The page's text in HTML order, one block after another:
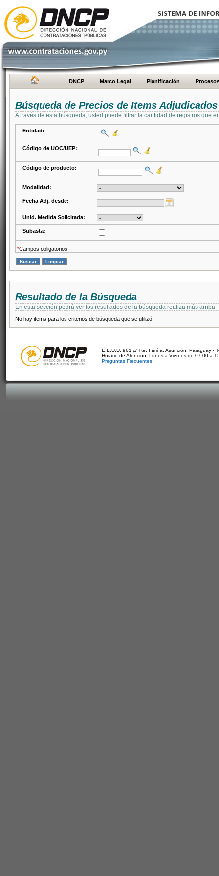
DNCP Marco Legal Planificación Procesos
Búsqueda de Precios de Items Adjudicados
A través de esta búsqueda, usted puede filtrar la cantidad de registros que
Entidad:
Código de UOC/UEP:
Código de producto:
Modalidad:
Fecha Adj. desde:
Unid. Medida Solicitada:
Subasta:
*Campos obligatorios
Resultado de la Búsqueda
En esta sección podrá ver los resultados de la búsqueda realiza más arriba
No hay items para los criterios de búsqueda que se utilizó.
E.E.U.U. 961 c/ Tte. Fariña. Asunción, Paraguay -
Horario de Atención: Lunes a Viernes de 07:00 a
Preguntas Frecuentes